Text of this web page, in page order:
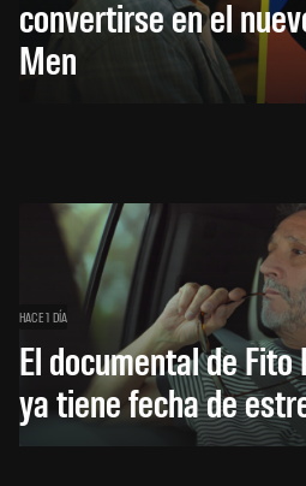
convertirse en el
Men
HACE 1 DÍA
El documental de
ya tiene fecha de